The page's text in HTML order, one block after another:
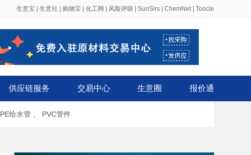
生意宝 生意社 购物宝 化工网 风险评级 SunSirs ChemNet| Toocle
供应链服务 交易中心 生意圈 报价通
PE给水管 PVC管件